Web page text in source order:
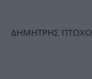
ΔΗΜΗΤΡΗΣ